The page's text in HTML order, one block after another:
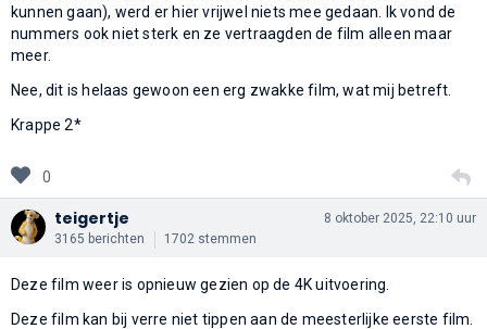
kunnen gaan), werd er hier vrijwel niets mee gedaan. Ik vond de
nummers ook niet sterk en ze vertraagden de film alleen maar
meer.
Nee, dit is helaas gewoon een erg zwakke film, wat mij betreft.
Krappe 2*
0
teigertje
3165 berichten 1702 stemmen
8 oktober 2025, 22:10 uur
Deze film weer is opnieuw gezien op de 4K uitvoering.
Deze film kan bij verre niet tippen aan de meesterlijke eerste film.